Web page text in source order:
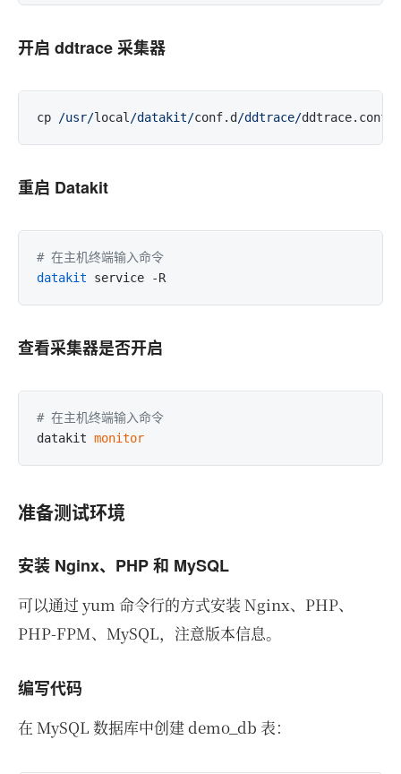
开启 ddtrace 采集器
cp /usr/local/datakit/conf.d/ddtrace/
重启 Datakit
# 在主机终端输入命令
datakit
查看采集器是否开启
# 在主机终端输入命令
datakit
准备测试环境
安装 Nginx、PHP 和 MySQL
可以通过 yum 命令行的方式安装 Nginx、PHP、
PHP-FPM、MySQL，注意版本信息。
编写代码
在 MySQL 数据库中创建 demo_db 表：